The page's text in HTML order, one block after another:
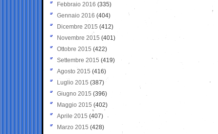
Febbraio 2016 (335)
Gennaio 2016 (404)
Dicembre 2015 (412)
Novembre 2015 (401)
Ottobre 2015 (422)
Settembre 2015 (419)
Agosto 2015 (416)
Luglio 2015 (387)
Giugno 2015 (396)
Maggio 2015 (402)
Aprile 2015 (407)
Marzo 2015 (428)